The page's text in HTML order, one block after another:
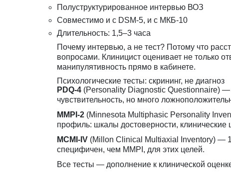
Полуструктурированное интервью ВОЗ
Совместимо и с DSM-5, и с МКБ-10
Длительность: 1,5–3 часа
Почему интервью, а не тест? Потому что
вопросами. Клиницист оценивает не только
манипулятивность прямо в кабинете.
Психологические тесты: скрининг, не диагноз
PDQ-4 (Personality Diagnostic Questionnaire) —
чувствительность, но много
MMPI-2 (Minnesota Multiphasic Personality
профиль: шкалы достоверности,
MCMI-IV (Millon Clinical Multiaxial Inventory) —
специфичен, чем MMPI, для этих целей.
Все тесты — дополнение к клинической